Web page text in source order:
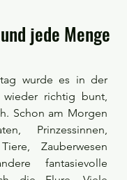
jede Menge
wurde es in der
wieder richtig bunt,
Schon am Morgen
Prinzessinnen,
Zauberwesen
fantasievolle